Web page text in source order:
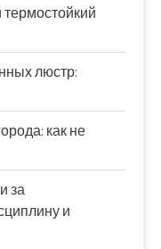
люстр:
как не
за
и